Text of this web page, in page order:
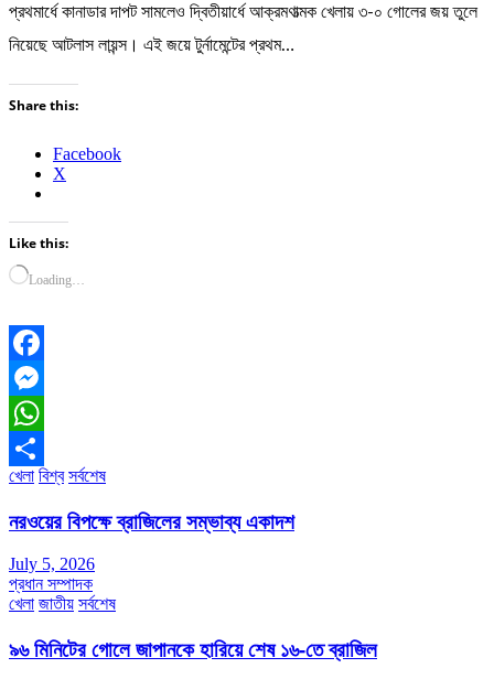
প্রথমার্ধে কানাডার দাপট সামলেও দ্বিতীয়ার্ধে আক্রমণাত্মক খেলায় ৩-০ গোলের জয় তুলে
নিয়েছে আটলাস লায়ন্স। এই জয়ে টুর্নামেন্টের প্রথম…
Share this:
Facebook
X
Like this:
Loading…
Facebook
Messenger
WhatsApp
Share
খেলা বিশ্ব সর্বশেষ
নরওয়ের বিপক্ষে ব্রাজিলের সম্ভাব্য একাদশ
July 5, 2026
প্রধান সম্পাদক
খেলা জাতীয় সর্বশেষ
৯৬ মিনিটের গোলে জাপানকে হারিয়ে শেষ ১৬-তে ব্রাজিল